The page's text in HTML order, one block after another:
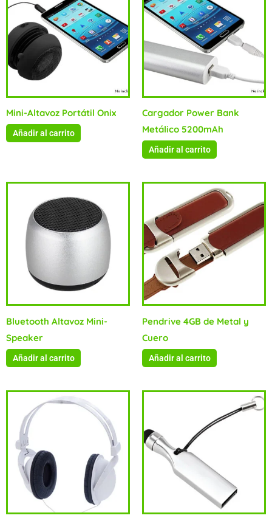
Mini-Altavoz Portátil Onix
Añadir al carrito
Cargador Power Bank
Metálico 5200mAh
Añadir al carrito
Bluetooth Altavoz Mini-
Speaker
Añadir al carrito
Pendrive 4GB de Metal y
Cuero
Añadir al carrito